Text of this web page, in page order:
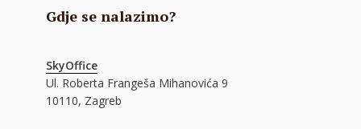
Gdje se nalazimo?
SkyOffice
Ul. Roberta Frangeša Mihanovića 9
10110, Zagreb